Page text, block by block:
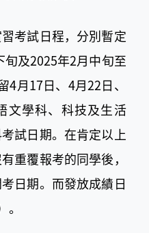
考試日程，分別暫定
旬及2025年2月中旬至
4月17日、4月22日、
文學科、科技及生活
試日期。在肯定以上
重覆報考的同學後，
日期。而發放成績日
。